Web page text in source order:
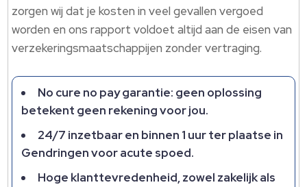
zorgen wij dat je kosten in veel gevallen vergoed
worden en ons rapport voldoet altijd aan de eisen van
verzekeringsmaatschappijen zonder vertraging.​
No cure no pay garantie: geen oplossing
betekent geen rekening voor jou.​
24/7 inzetbaar en binnen 1 uur ter plaatse in
Gendringen voor acute spoed.​
Hoge klanttevredenheid, zowel zakelijk als